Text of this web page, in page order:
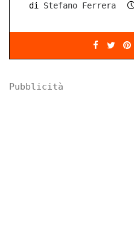
di Stefano Ferrera
Pubblicità